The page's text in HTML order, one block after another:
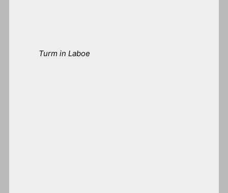
Turm in Laboe